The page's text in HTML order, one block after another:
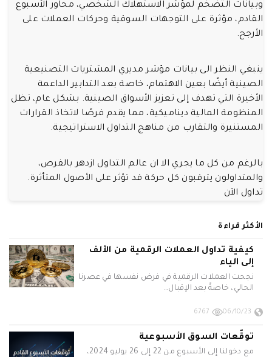
وبيانات التضخم لمؤشر الاستهلاك الشخصي، محاور الأسبوع
القادم، مؤثرة على التوجهات السوقية وحركات العملات على
الأرجح.
ينبغي النظر الى بيانات مؤشر مديري المشتريات التصنيعية
الصينية أيضًا بعين الاهتمام، خاصة بعد التدابير الداعمة
الأخيرة التي تهدف إلى تعزيز الأسواق الصينية. بشكل عام، تظل
المنظومة المالية ديناميكية، مما يقدم فرصًا لاتخاذ القرارات
المستنيرة والتقارب من مناهج التداول الاستراتيجية.
بالرغم من كل ما يجري الا ان عالم التداول ازدهر بالفرص،
والمتداولون يترقبون كل حركة قد تؤثر على الأصول المتأثرة.
تداول الآن
الأكثر قراءة
كيفية تداول العملات الرقمية من الألف
إلى الياء
نجحت العملات الرقمية في فرض نفسها في عصرنا
الحالي، خاصةً بعد الإقبال…
06/10/23
6767
توقّعات السوق الأسبوعية
مع دخولنا إلى الأسبوع من 22 إلى 26 يوليو 2024،